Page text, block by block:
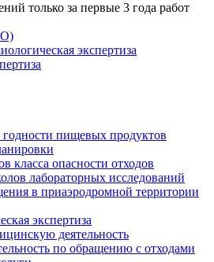
только за первые 3 года работ
экспертиза
годности пищевых продуктов
класса опасности отходов
лабораторных исследований
в приаэродромной территории
экспертиза
деятельность
по обращению с отходами